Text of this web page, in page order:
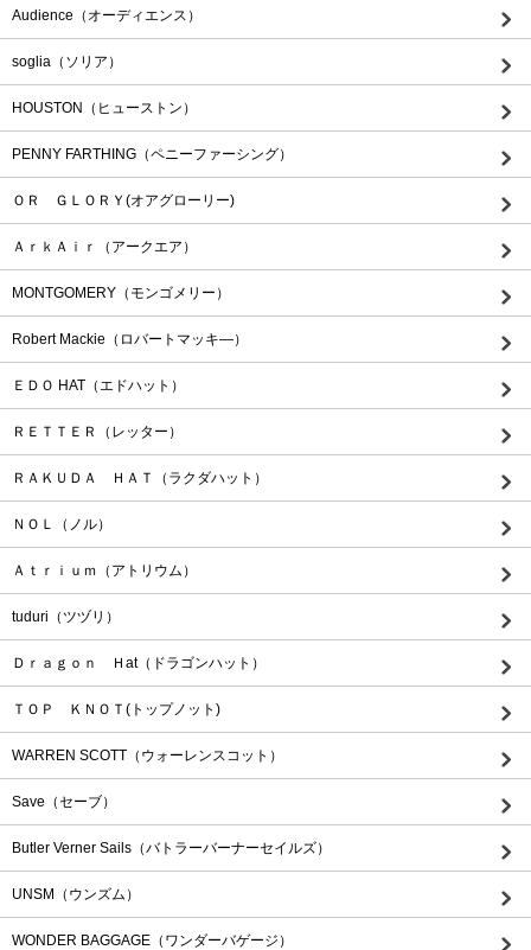
Audience（オーディエンス）
soglia（ソリア）
HOUSTON（ヒューストン）
PENNY FARTHING（ペニーファーシング）
ＯＲ ＧＬＯＲＹ(オアグローリー)
ＡｒｋＡｉｒ（アークエア）
MONTGOMERY（モンゴメリー）
Robert Mackie（ロバートマッキ―）
ＥＤＯ HAT（エドハット）
ＲＥＴＴＥＲ（レッター）
ＲＡＫＵＤＡ ＨＡＴ（ラクダハット）
ＮＯＬ（ノル）
Ａｔｒｉｕｍ（アトリウム）
tuduri（ツヅリ）
Ｄｒａｇｏｎ Ｈat（ドラゴンハット）
ＴＯＰ ＫＮＯＴ(トップノット)
WARREN SCOTT（ウォーレンスコット）
Save（セーブ）
Butler Verner Sails（バトラーバーナーセイルズ）
UNSM（ウンズム）
WONDER BAGGAGE（ワンダーバゲージ）